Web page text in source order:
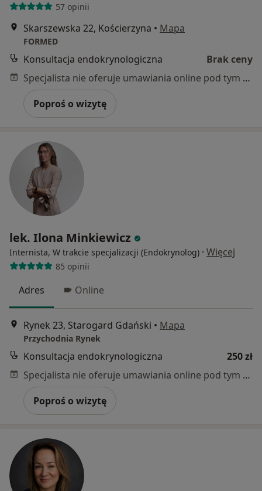
57 opinii
Skarszewska 22, Kościerzyna • Mapa
FORMED
Konsultacja endokrynologiczna
Brak ceny
Specjalista nie oferuje umawiania online pod tym adresem.
Poproś o wizytę
lek. Ilona Minkiewicz
Internista, W trakcie specjalizacji (Endokrynolog) · Więcej
85 opinii
Adres Online
Rynek 23, Starogard Gdański • Mapa
Przychodnia Rynek
Konsultacja endokrynologiczna
250 zł
Specjalista nie oferuje umawiania online pod tym adresem.
Poproś o wizytę